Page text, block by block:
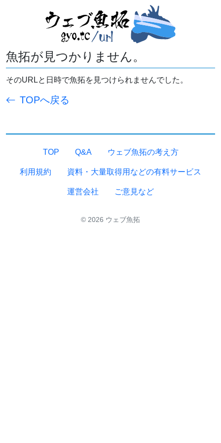
魚拓が見つかりません。
そのURLと日時で魚拓を見つけられませんでした。
TOPへ戻る
TOP Q&A ウェブ魚拓の考え方
利用規約 資料・大量取得用などの有料サービス
運営会社 ご意見など
© 2026 ウェブ魚拓